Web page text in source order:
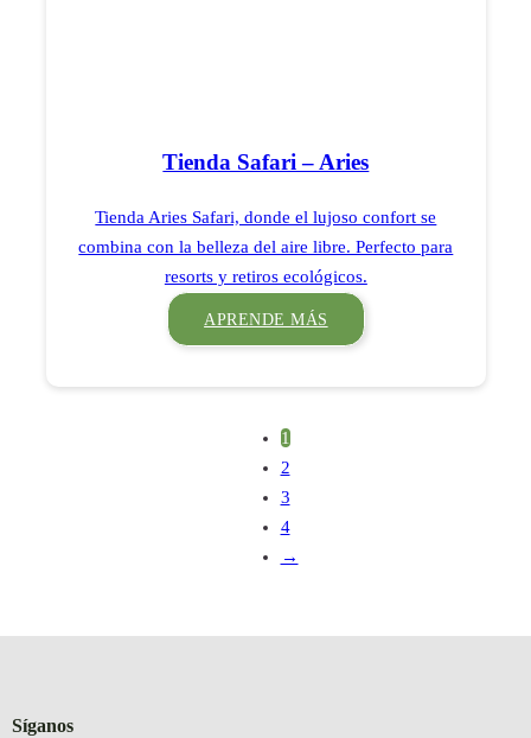
Tienda Safari – Aries
Tienda Aries Safari, donde el lujoso confort se
combina con la belleza del aire libre. Perfecto para
resorts y retiros ecológicos.
APRENDE MÁS
1
2
3
4
→
Síganos